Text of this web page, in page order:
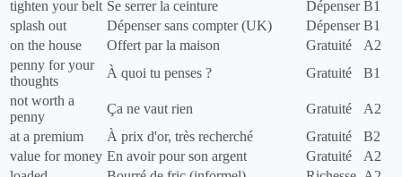
tighten your belt Se serrer la ceinture Dépenser B1
splash out
Dépenser sans compter (UK) Dépenser B1
on the house
Offert par la maison Gratuité
A2
penny for your
thoughts
À quoi tu penses ? Gratuité
B1
not worth a
penny
Ça ne vaut rien Gratuité
A2
at a premium
À prix d'or, très recherché Gratuité
B2
value for money En avoir pour son argent Gratuité
A2